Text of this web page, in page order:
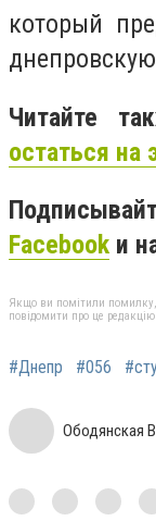
который
Читайте
остаться
Facebook и
Якщо ви помітили помилку,
повідомити про це редакцію
#Днепр #056
Ободянская